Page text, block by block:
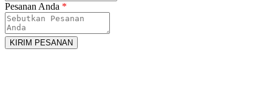
Pesanan Anda *